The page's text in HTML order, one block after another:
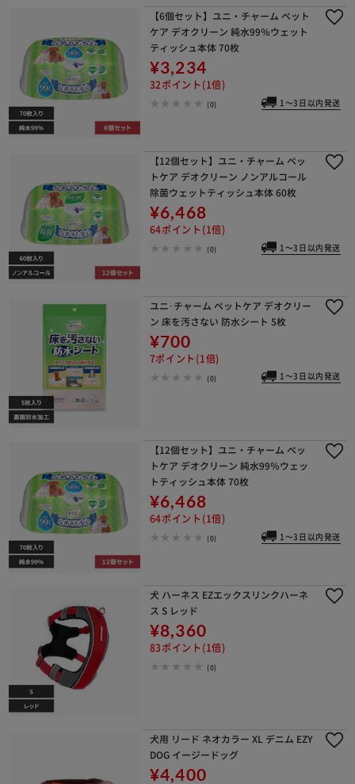
【6個セット】ユニ・チャーム ペット
ケア デオクリーン 純水99％ウェット
ティッシュ本体 70枚
¥3,234
32ポイント(1倍)
(0) 1～3日以内発送
【12個セット】ユニ・チャーム ペッ
トケア デオクリーン ノンアルコール
除菌ウェットティッシュ本体 60枚
¥6,468
64ポイント(1倍)
(0) 1～3日以内発送
ユニ･チャーム ペットケア デオクリー
ン 床を汚さない 防水シート 5枚
¥700
7ポイント(1倍)
(0) 1～3日以内発送
【12個セット】ユニ・チャーム ペッ
トケア デオクリーン 純水99％ウェッ
トティッシュ本体 70枚
¥6,468
64ポイント(1倍)
(0) 1～3日以内発送
犬 ハーネス EZエックスリンクハーネ
ス S レッド
¥8,360
83ポイント(1倍)
(0)
犬用 リード ネオカラー XL デニム EZY
DOG イージードッグ
¥4,400